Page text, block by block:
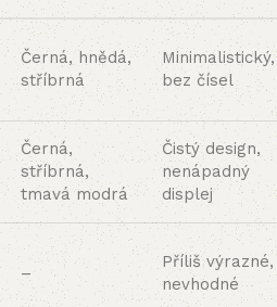
Černá, hnědá,
stříbrná
Minimalistický,
bez čísel
Černá,
stříbrná,
tmavá modrá
Čistý design,
nenápadný
displej
–
Příliš výrazné,
nevhodné